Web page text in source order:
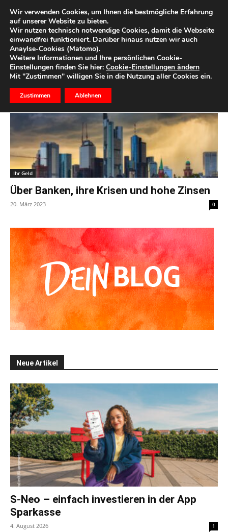
Start Schlagworte Bankenkrise
Schlagwort: Bankenkrise
Ihr Geld
Über Banken, ihre Krisen und hohe Zinsen
20. März 2023 0
Neue Artikel
S-Neo – einfach investieren in der App
Sparkasse
4. August 2026 1
Wir verwenden Cookies, um Ihnen die bestmögliche Erfahrung
auf unserer Website zu bieten.
Wir nutzen technisch notwendige Cookies, damit die Webseite
einwandfrei funktioniert. Darüber hinaus nutzen wir auch
Anaylse-Cookies (Matomo).
Weitere Informationen und Ihre persönlichen Cookie-
Einstellungen finden Sie hier: Cookie-Einstellungen ändern
Mit "Zustimmen" willigen Sie in die Nutzung aller Cookies ein.
Zustimmen Ablehnen